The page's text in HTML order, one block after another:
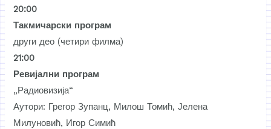
20:00
Такмичарски програм
други део (четири филма)
21:00
Ревијални програм
„Радиовизија“
Аутори: Грегор Зупанц, Милош Томић, Јелена
Милуновић, Игор Симић